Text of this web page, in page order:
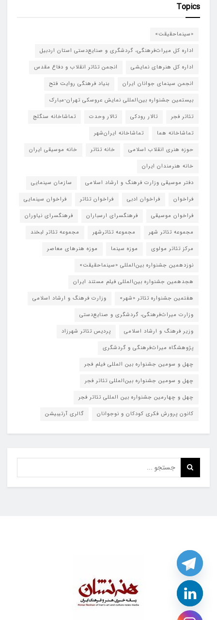
Topics
«سینماحقیقت»
اداره کل میراث‌فرهنگی، گردشگری و صنایع‌دستی استان اردبیل
اداره کل هنرهای نمایشی
انجمن تئاتر انقلاب و دفاع مقدس
انجمن سینمای جوانان ایران
بنیاد فرهنگی روایت فتح
بیستمین جشنواره بین‌المللی نمایش عروسکی تهران-مبارک
تئاتر فجر
تالار رودکی تالار وحدت
تماشاخانه سنگلج
تماشاخانه هما
تماشاخانه‌ ایران‌شهر
حوزه هنری انقلاب اسلامی
خانه تئاتر
خانه موسیقی ایران
خانه هنرمندان ایران
دفتر موسیقی وزارت فرهنگ و ارشاد اسلامی
سازمان سینمایی
فراخوان
فراخوان ادبی فراخوان تئاتر
فراخوان سینمایی
فراخوان موسیقی
فرهنگسرای ارسباران
فرهنگسرای نیاوران
مجموعه تئاتر شهر
مجموعه تئاترشهر
مجموعه تئاتر لبخند
مرکز تئاتر مولوی
موزه سینما
موزه هنرهای معاصر
نوزدهمین جشنواره بین‌المللی «سینماحقیقت»
هجدهمین جشنواره بین‌المللی فیلم مستند ایران
هفتمین جشنواره تئاتر «شهر»
وزارت فرهنگ و ارشاد اسلامی
وزارت میراث‌فرهنگی، گردشگری و صنایع‌دستی
وزیر فرهنگ و ارشاد اسلامی
پردیس تئاتر شهرزاد
پژوهشگاه میراث‌فرهنگی و گردشگری
چهل و سومین جشنواره بین المللی فیلم فجر
چهل و سومین جشنواره بین‌المللی تئاتر فجر
چهل و چهارمین جشنواره بین المللی تئاتر فجر
کانون پرورش فکری کودکان و نوجوانان
گالری آرتیبیشن